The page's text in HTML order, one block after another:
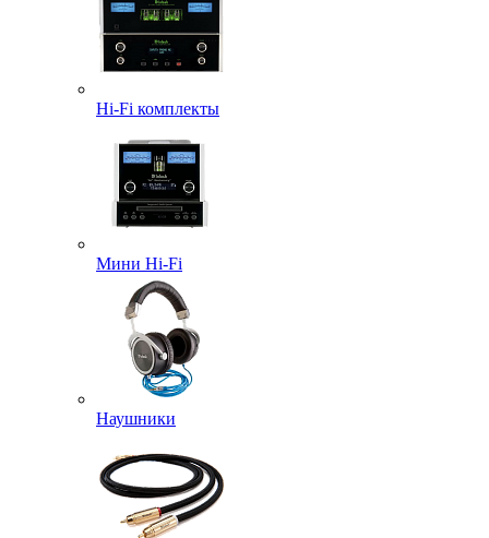
Hi-Fi комплекты
Мини Hi-Fi
Наушники